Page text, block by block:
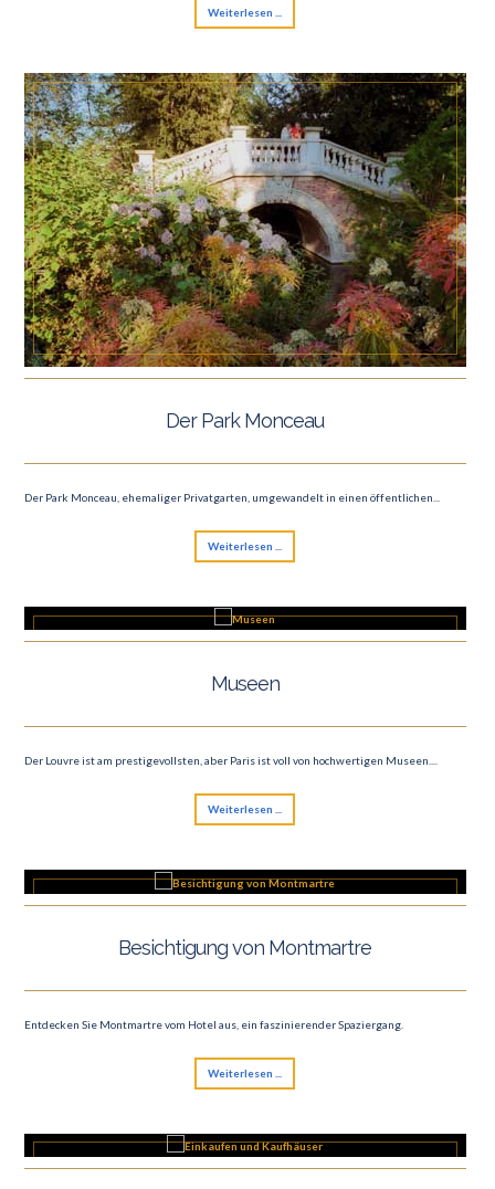
Weiterlesen ...
Der Park Monceau
Der Park Monceau, ehemaliger Privatgarten, umgewandelt in einen öffentlichen...
Weiterlesen ...
Museen
Der Louvre ist am prestigevollsten, aber Paris ist voll von hochwertigen Museen....
Weiterlesen ...
Besichtigung von Montmartre
Entdecken Sie Montmartre vom Hotel aus, ein faszinierender Spaziergang.
Weiterlesen ...